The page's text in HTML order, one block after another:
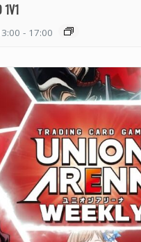
1V1
- 17:00